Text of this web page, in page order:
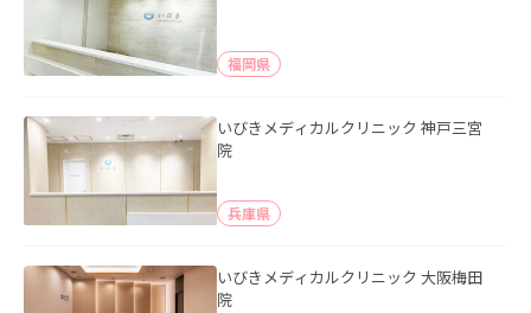
福岡県
いびきメディカルクリニック 神戸三宮
院
兵庫県
いびきメディカルクリニック 大阪梅田
院